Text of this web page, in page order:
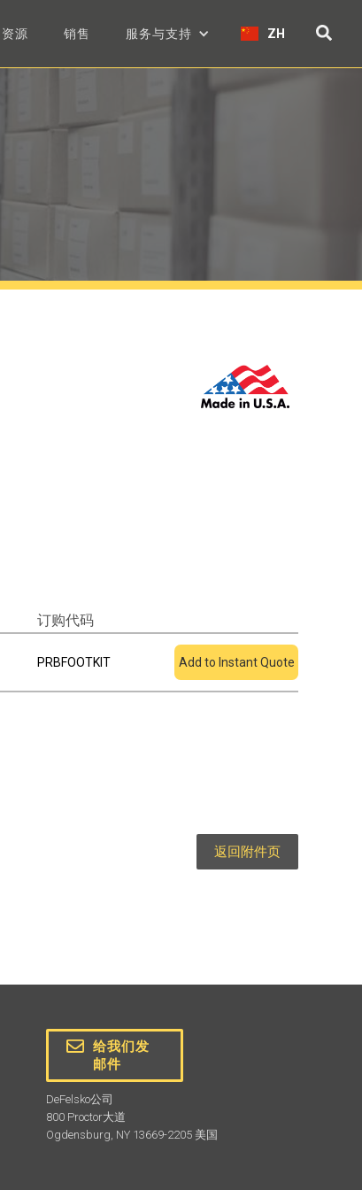
资源 销售 服务与支持 ZH
订购代码
PRBFOOTKIT Add to Instant Quote
返回附件页
给我们发
邮件
DeFelsko公司
800 Proctor大道
Ogdensburg, NY 13669-2205 美国